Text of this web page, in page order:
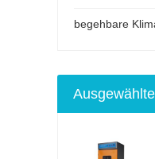
begehbare